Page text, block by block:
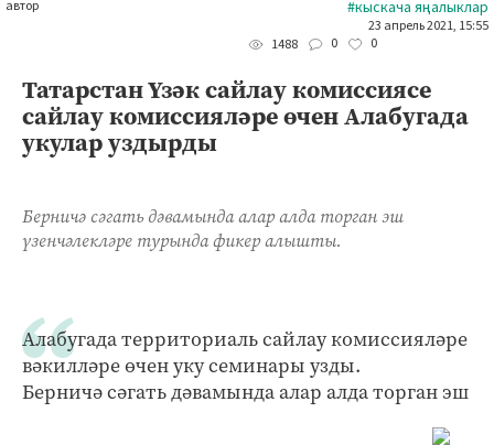
автор #кыскача яңалыклар
23 апрель 2021, 15:55
1488
0 0
Татарстан Үзәк сайлау комиссиясе
сайлау комиссияләре өчен Алабугада
укулар уздырды
Берничә сәгать дәвамында алар алда торган эш
үзенчәлекләре турында фикер алышты.
Алабугада территориаль сайлау комиссияләре
вәкилләре өчен уку семинары узды.
Берничә сәгать дәвамында алар алда торган эш